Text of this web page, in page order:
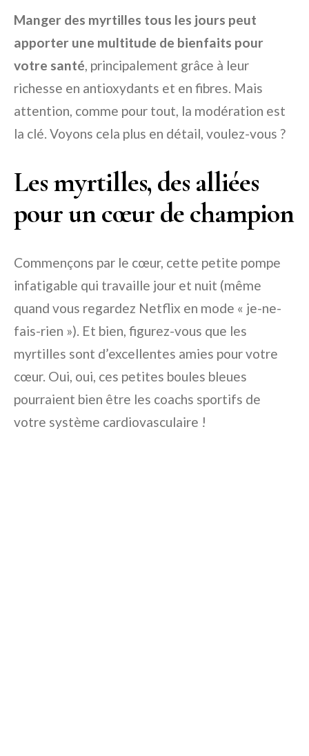
Manger des myrtilles tous les jours peut
apporter une multitude de bienfaits pour
votre santé, principalement grâce à leur
richesse en antioxydants et en fibres. Mais
attention, comme pour tout, la modération est
la clé. Voyons cela plus en détail, voulez-vous ?
Les myrtilles, des alliées
pour un cœur de champion
Commençons par le cœur, cette petite pompe
infatigable qui travaille jour et nuit (même
quand vous regardez Netflix en mode « je-ne-
fais-rien »). Et bien, figurez-vous que les
myrtilles sont d’excellentes amies pour votre
cœur. Oui, oui, ces petites boules bleues
pourraient bien être les coachs sportifs de
votre système cardiovasculaire !